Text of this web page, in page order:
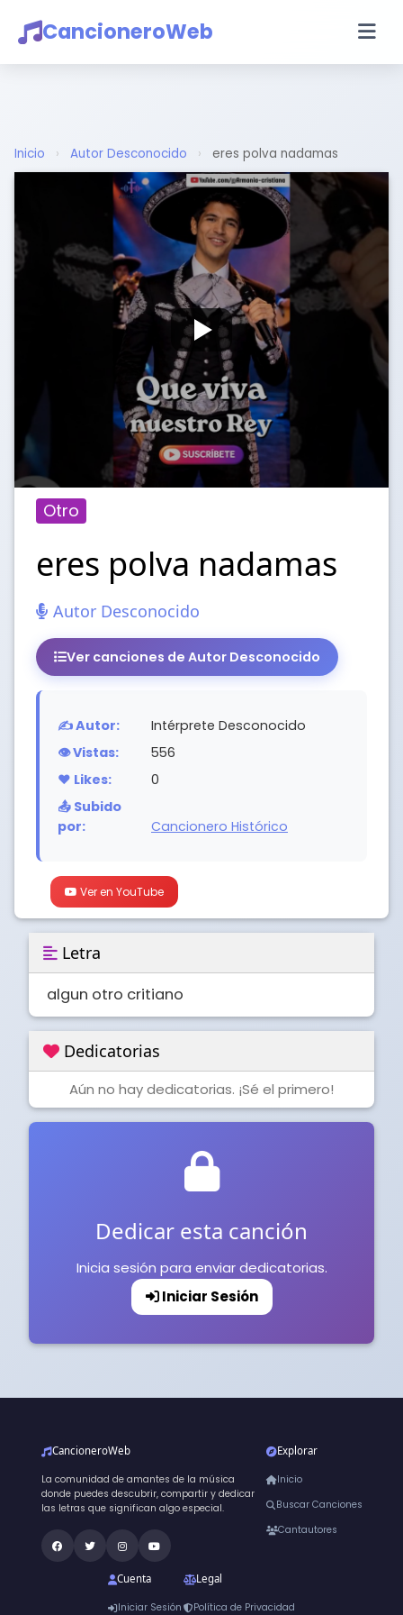
CancioneroWeb
Inicio › Autor Desconocido › eres polva nadamas
Otro
eres polva nadamas
Autor Desconocido
Ver canciones de Autor Desconocido
✍️ Autor:
Intérprete Desconocido
👁️ Vistas:
556
❤️ Likes:
0
📤 Subido
por:
Cancionero Histórico
Ver en YouTube
Letra
algun otro critiano
Dedicatorias
Aún no hay dedicatorias. ¡Sé el primero!
Dedicar esta canción
Inicia sesión para enviar dedicatorias.
Iniciar Sesión
CancioneroWeb
La comunidad de amantes de la música
donde puedes descubrir, compartir y dedicar
las letras que significan algo especial.
Explorar
Inicio
Buscar Canciones
Cantautores
Cuenta
Iniciar Sesión
Legal
Política de Privacidad